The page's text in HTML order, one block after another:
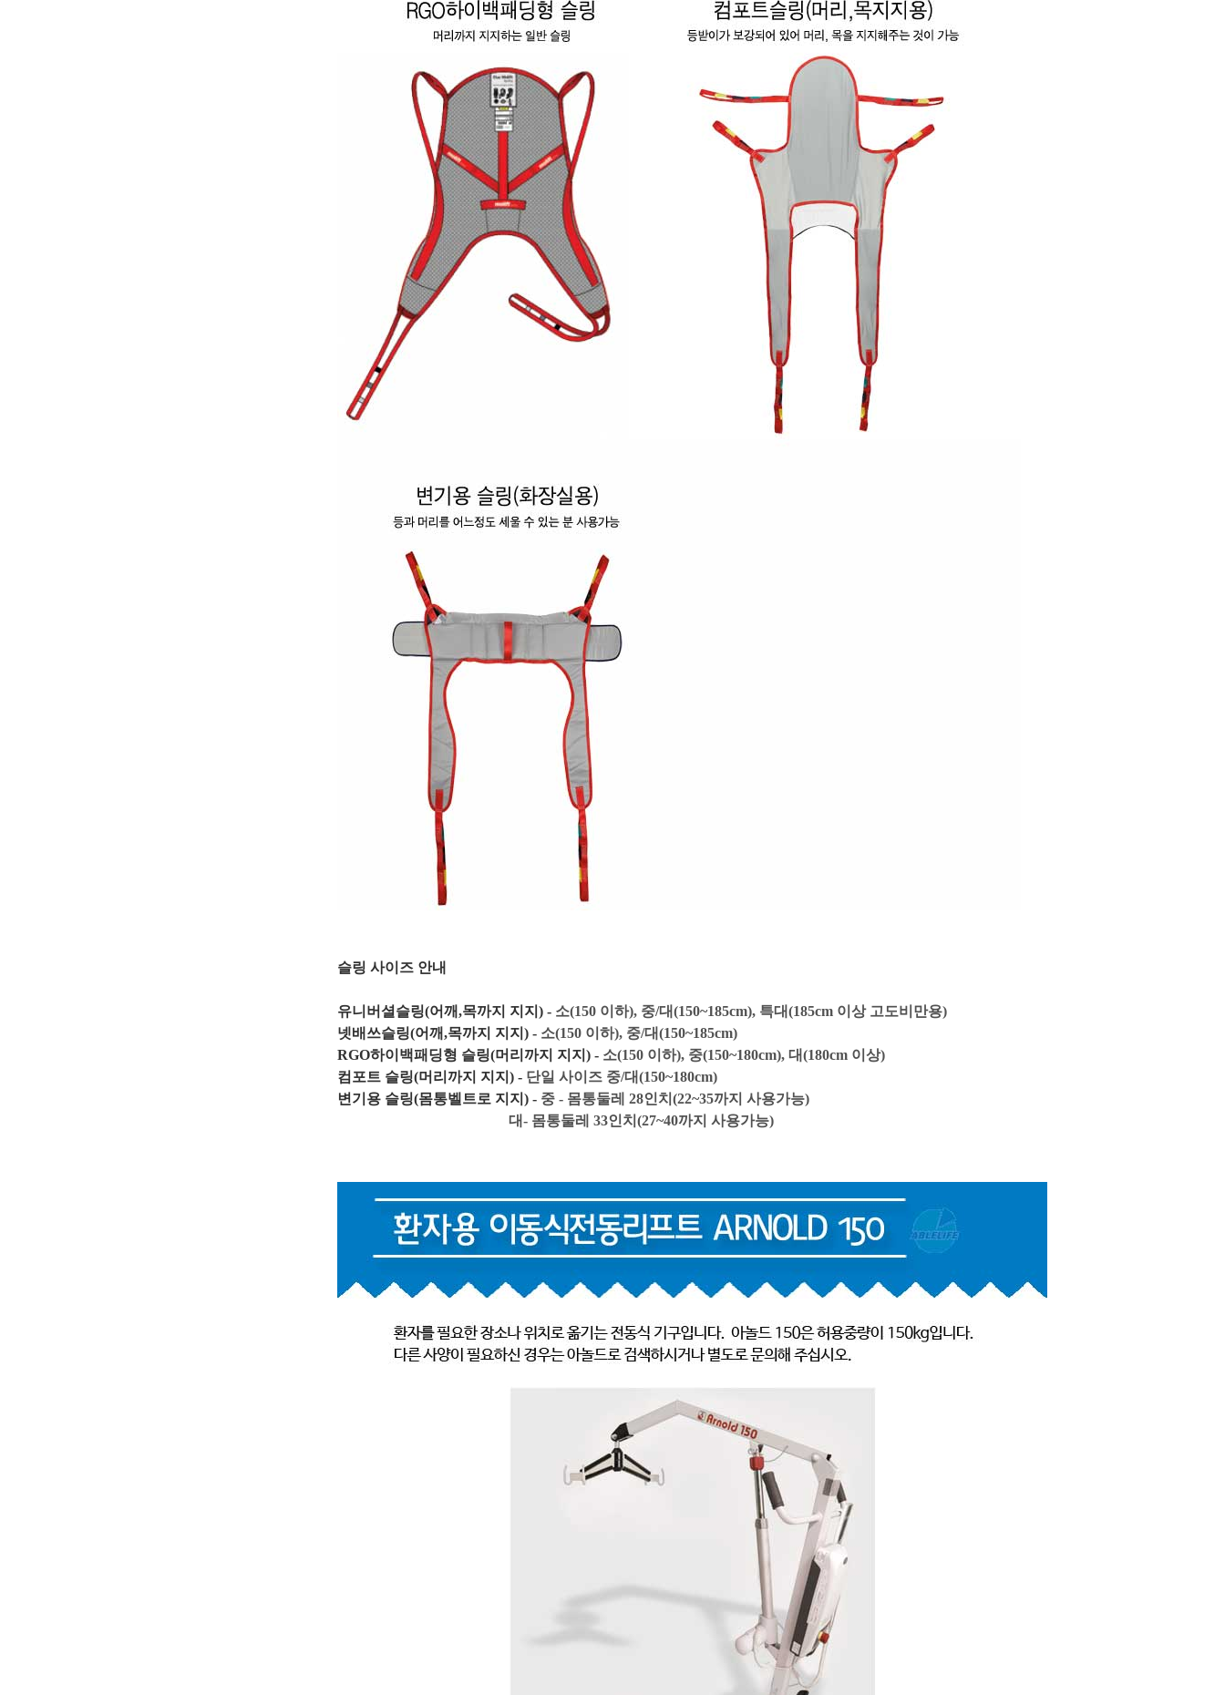
슬링 사이즈 안내
유니버셜슬링(어깨,목까지 지지) - 소(150 이하), 중/대(150~185cm), 특대(185cm 이상 고도비만용)
넷배쓰슬링(어깨,목까지 지지) - 소(150 이하), 중/대(150~185cm)
RGO하이백패딩형 슬링(머리까지 지지) - 소(150 이하), 중(150~180cm), 대(180cm 이상)
컴포트 슬링(머리까지 지지) - 단일 사이즈 중/대(150~180cm)
변기용 슬링(몸통벨트로 지지) - 중 - 몸통둘레 28인치(22~35까지 사용가능)
대- 몸통둘레 33인치(27~40까지 사용가능)